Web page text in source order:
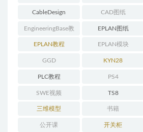
CableDesign CAD图纸
EngineeringBase教
程
EPLAN图纸
EPLAN教程 EPLAN模块
GGD KYN28
PLC教程 PS4
SWE视频 TS8
三维模型 书籍
公开课 开关柜